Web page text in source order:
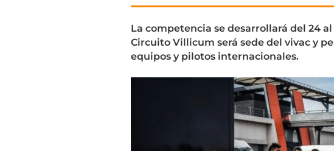
La competencia se desarrollará del 24
Circuito Villicum será sede del vivac y
equipos y pilotos internacionales.